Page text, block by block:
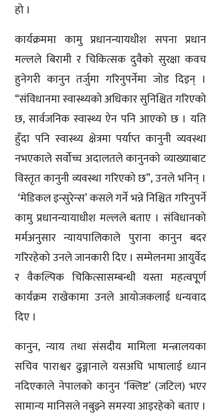
हो ।
कार्यक्रममा कामु प्रधानन्यायधीश सपना प्रधान
मल्लले बिरामी र चिकित्सक दुवैको सुरक्षा कवच
हुनेगरी कानुन तर्जुमा गरिनुपर्नेमा जोड दिइन् ।
“संविधानमा स्वास्थ्यको अधिकार सुनिश्चित गरिएको
छ, सार्वजनिक स्वास्थ्य ऐन पनि आएको छ । यति
हुँदा पनि स्वास्थ्य क्षेत्रमा पर्याप्त कानुनी व्यवस्था
नभएकाले सर्वोच्च अदालतले कानुनको व्याख्याबाट
विस्तृत कानुनी व्यवस्था गरिएको छ”, उनले भनिन् ।
‘मेडिकल इन्सुरेन्स’ कसले गर्ने भन्ने निश्चित गरिनुपर्ने
कामु प्रधानन्यायाधीश मल्लले बताए । संविधानको
मर्मअनुसार न्यायपालिकाले पुराना कानुन बदर
गरिरहेको उनले जानकारी दिए । सम्मेलनमा आयुर्वेद
र वैकल्पिक चिकित्सासम्बन्धी यस्ता महत्वपूूर्ण
कार्यक्रम राखेकामा उनले आयोजकलाई धन्यवाद
दिए ।
कानुन, न्याय तथा संसदीय मामिला मन्त्रालयका
सचिव पाराश्वर ढुङ्गानाले यसअघि भाषालाई ध्यान
नदिएकाले नेपालको कानुन ‘क्लिष्ट’ (जटिल) भएर
सामान्य मानिसले नबुझ्ने समस्या आइरहेको बताए ।